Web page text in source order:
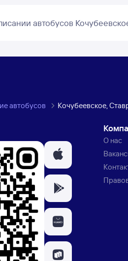
автобусов
автобусов Кочубеевское,
О нас